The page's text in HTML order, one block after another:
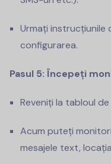
Urmați instrucțiunile
configurarea.
Pasul 5: Începeți
Reveniți la tabloul
Acum puteți
mesajele text,